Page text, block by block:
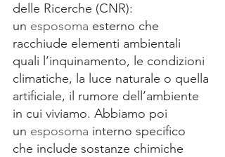
delle Ricerche (CNR):
un esposoma esterno che
racchiude elementi ambientali
quali l’inquinamento, le condizioni
climatiche, la luce naturale o quella
artificiale, il rumore dell’ambiente
in cui viviamo. Abbiamo poi
un esposoma interno specifico
che include sostanze chimiche